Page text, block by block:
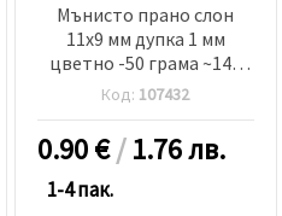
Мънисто прано слон
11x9 мм дупка 1 мм
цветно -50 грама ~145
броя
Код: 107432
0.90€/1.76 лв.
1-4 пак.